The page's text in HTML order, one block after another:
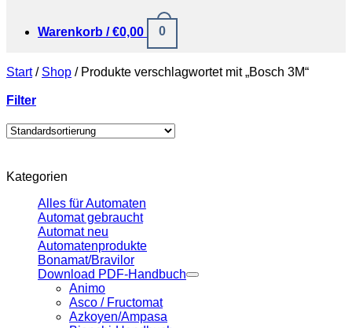
Warenkorb /€0,00 0
Start / Shop /Produkte verschlagwortet mit „Bosch 3M“
Filter
Kategorien
Alles für Automaten
Automat gebraucht
Automat neu
Automatenprodukte
Bonamat/Bravilor
Download PDF-Handbuch
Animo
Asco / Fructomat
Azkoyen/Ampasa